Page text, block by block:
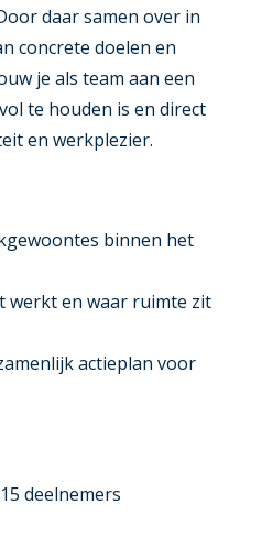
daar samen over in
concrete doelen en
je als team aan een
te houden is en direct
en werkplezier.
binnen het
werkt en waar ruimte zit
actieplan voor
deelnemers